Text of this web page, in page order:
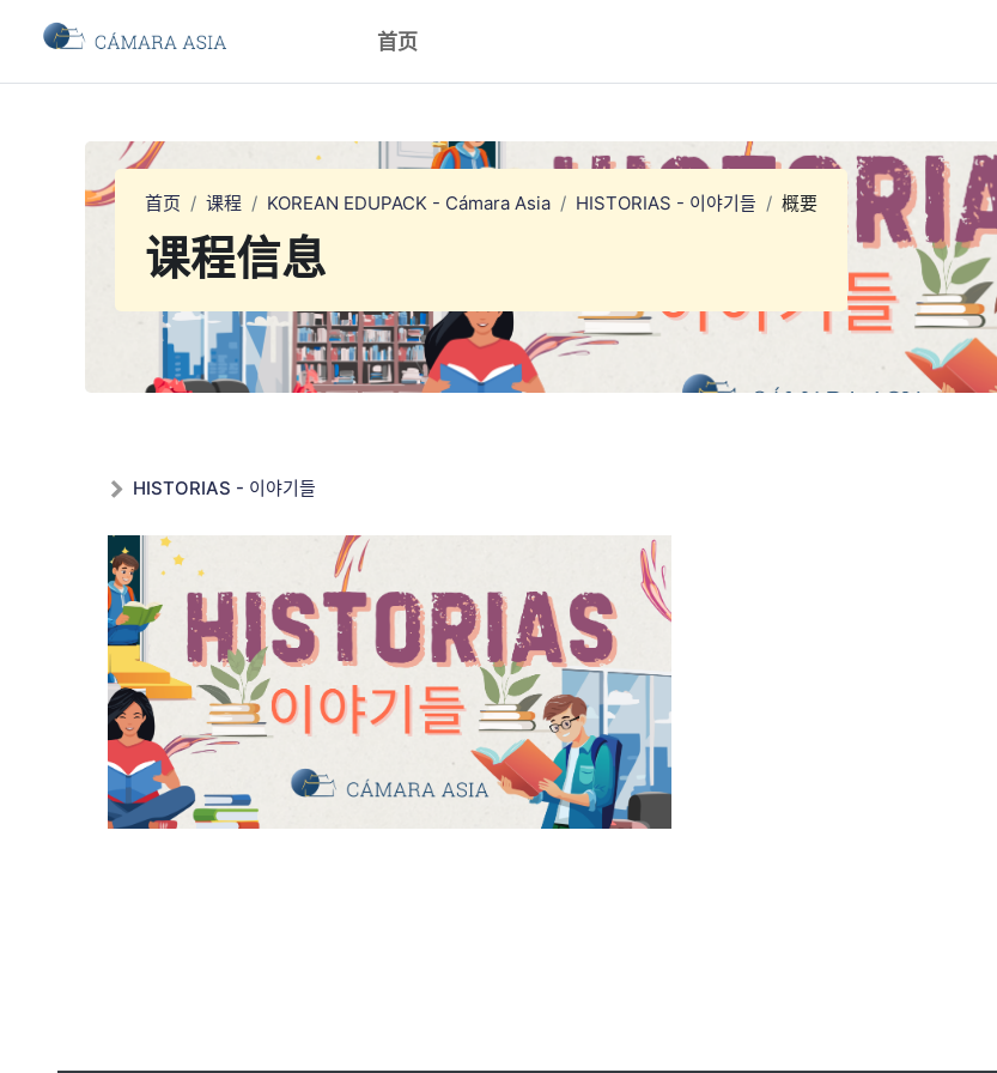
首页
首页 课程 KOREAN EDUPACK - Cámara Asia HISTORIAS - 이야기들 概要
课程信息
HISTORIAS - 이야기들